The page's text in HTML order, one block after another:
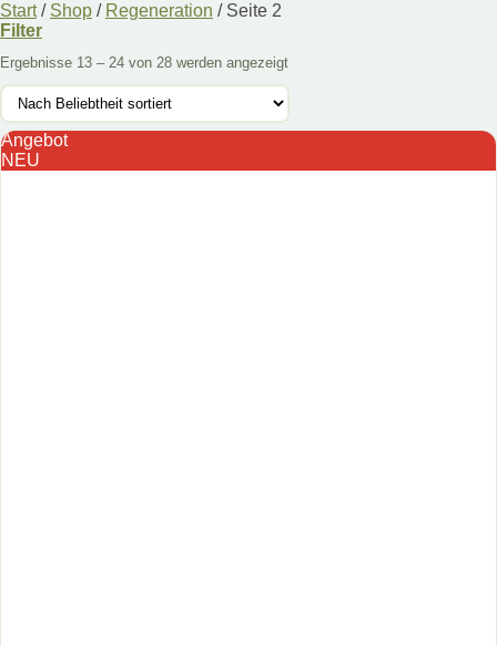
Start / Shop / Regeneration /Seite 2
Filter
Ergebnisse 13 – 24 von 28 werden angezeigt
Angebot
NEU